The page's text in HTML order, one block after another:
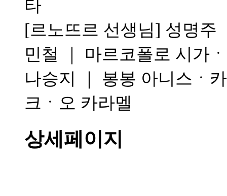
타
[르노뜨르 선생님] 성명
민철 ｜ 마르코폴로 시가
나승지 ｜ 봉봉 아니스ㆍ
크ㆍ오 카라멜
상세페이지